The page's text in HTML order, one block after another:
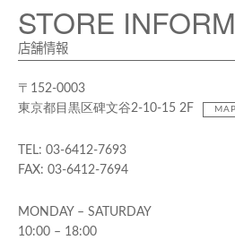
STORE
店舗情報
〒152-0003
東京都目黒区碑文谷2-10-15 2F
MAP
TEL: 03-6412-7693
FAX: 03-6412-7694
MONDAY – SATURDAY
10:00 – 18:00